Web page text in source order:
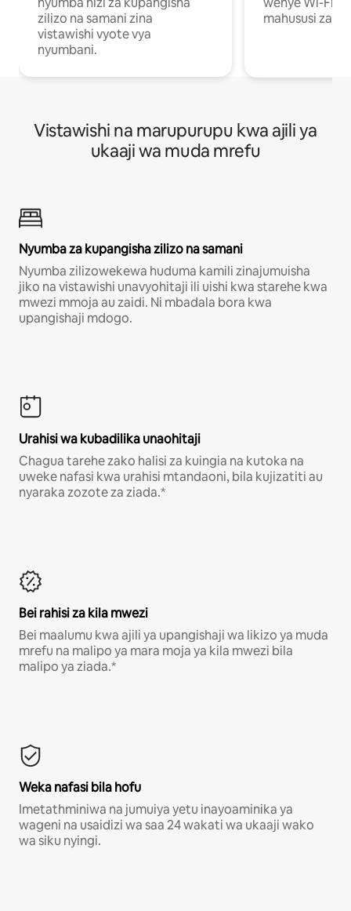
zilizo na samani zina
vistawishi vyote vya
nyumbani.
mahususi za
Vistawishi na marupurupu kwa ajili ya
ukaaji wa muda mrefu
Nyumba za kupangisha zilizo na samani
Nyumba zilizowekewa huduma kamili zinajumuisha
jiko na vistawishi unavyohitaji ili uishi kwa starehe kwa
mwezi mmoja au zaidi. Ni mbadala bora kwa
upangishaji mdogo.
Urahisi wa kubadilika unaohitaji
Chagua tarehe zako halisi za kuingia na kutoka na
uweke nafasi kwa urahisi mtandaoni, bila kujizatiti au
nyaraka zozote za ziada.*
Bei rahisi za kila mwezi
Bei maalumu kwa ajili ya upangishaji wa likizo ya muda
mrefu na malipo ya mara moja ya kila mwezi bila
malipo ya ziada.*
Weka nafasi bila hofu
Imetathminiwa na jumuiya yetu inayoaminika ya
wageni na usaidizi wa saa 24 wakati wa ukaaji wako
wa siku nyingi.